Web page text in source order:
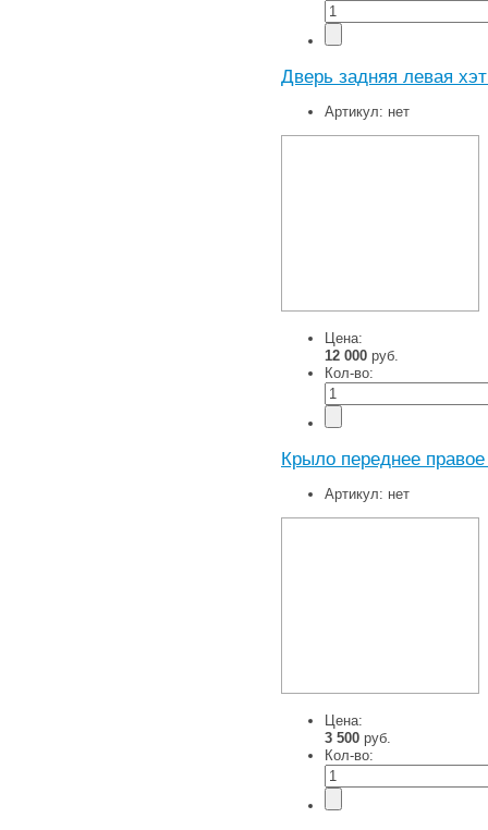
Дверь задняя левая
Артикул: нет
Цена:
12 000 руб.
Кол-во:
Крыло переднее
Артикул: нет
Цена:
3 500 руб.
Кол-во: